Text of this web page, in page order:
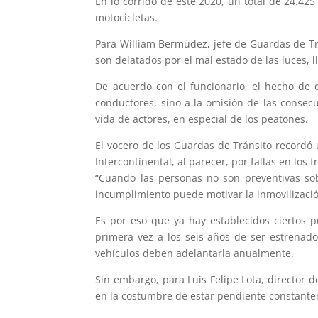
motocicletas.
Para William Bermúdez, jefe de Guardas de
son delatados por el mal estado de las
De acuerdo con el funcionario, el hecho de
conductores, sino a la omisión de las
vida de actores, en especial de los peatones.
El vocero de los Guardas de Tránsito
Intercontinental, al parecer, por fallas en los
“Cuando las personas no son preventivas
incumplimiento puede motivar la
Es por eso que ya hay establecidos ciertos
primera vez a los seis años de ser
vehículos deben adelantarla anualmente.
Sin embargo, para Luis Felipe Lota, director
en la costumbre de estar pendiente